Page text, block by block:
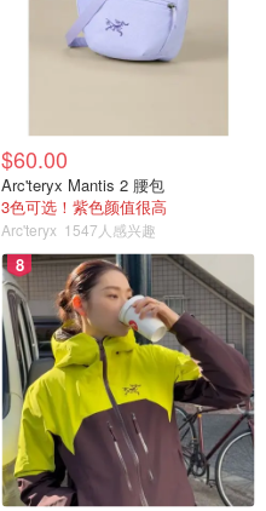
$60.00
Arc'teryx Mantis 2 腰包
3色可选！紫色颜值很高
Arc'teryx 1547人感兴趣
8